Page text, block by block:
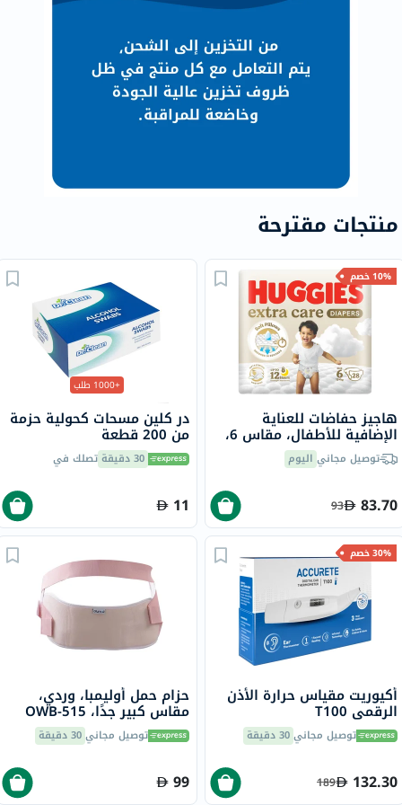
منتجات مقترحة
10% خصم
هاجيز حفاضات للعناية
الإضافية للأطفال، مقاس 6،
15+ كجم، حزمه من 28توصيل مجاني اليوم
83.70
93
+1000 طلب
در كلين مسحات كحولية حزمة
من 200 قطعة
30 دقيقة تصلك في
11
30% خصم
أكيوريت مقياس حرارة الأذن
الرقمي T100
توصيل مجاني30 دقيقة
132.30
189
حزام حمل أوليمبا، وردي،
مقاس كبير جدًا، OWB-515
توصيل مجاني30 دقيقة
99